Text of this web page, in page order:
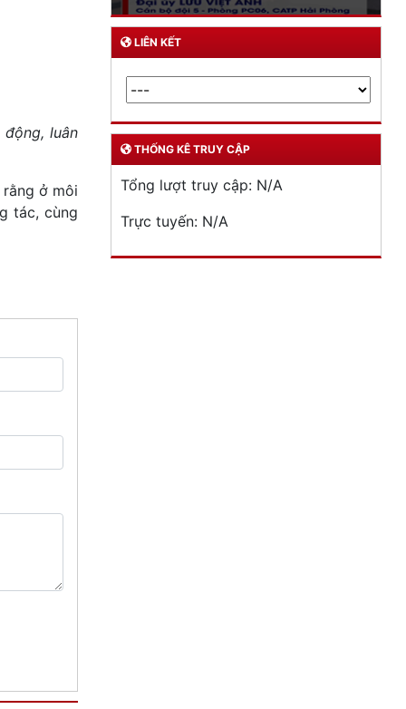
luân
ở môi
tác, cùng
LIÊN KẾT
THỐNG KÊ TRUY CẬP
Tổng lượt truy cập: N/A
Trực tuyến: N/A